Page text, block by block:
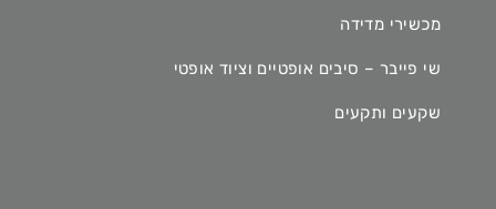
מכשירי מדידה
שי פייבר – סיבים אופטיים וציוד אופטי
שקעים ותקעים